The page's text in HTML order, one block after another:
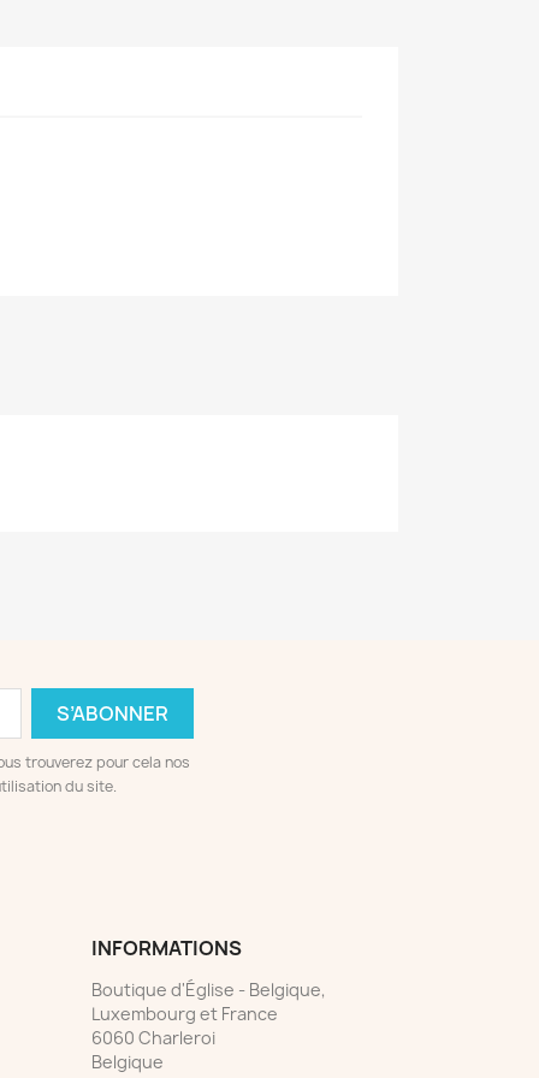
trouverez pour cela nos
du site.
INFORMATIONS
Boutique d'Église - Belgique,
Luxembourg et France
6060 Charleroi
Belgique